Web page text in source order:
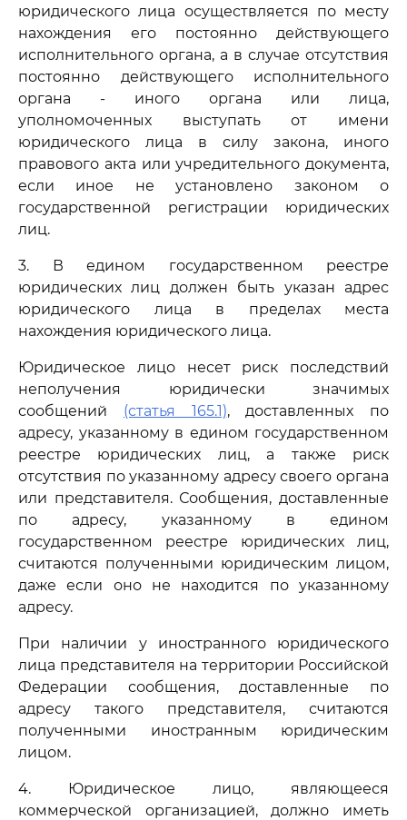
юридического лица осуществляется по месту
нахождения его постоянно действующего
исполнительного органа, а в случае отсутствия
постоянно действующего исполнительного
органа - иного органа или лица,
уполномоченных выступать от имени
юридического лица в силу закона, иного
правового акта или учредительного документа,
если иное не установлено законом о
государственной регистрации юридических
лиц.
3. В едином государственном реестре
юридических лиц должен быть указан адрес
юридического лица в пределах места
нахождения юридического лица.
Юридическое лицо несет риск последствий
неполучения юридически значимых
сообщений (статья 165.1), доставленных по
адресу, указанному в едином государственном
реестре юридических лиц, а также риск
отсутствия по указанному адресу своего органа
или представителя. Сообщения, доставленные
по адресу, указанному в едином
государственном реестре юридических лиц,
считаются полученными юридическим лицом,
даже если оно не находится по указанному
адресу.
При наличии у иностранного юридического
лица представителя на территории Российской
Федерации сообщения, доставленные по
адресу такого представителя, считаются
полученными иностранным юридическим
лицом.
4. Юридическое лицо, являющееся
коммерческой организацией, должно иметь